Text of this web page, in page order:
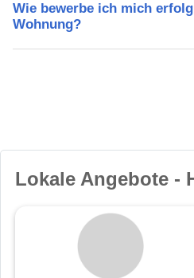
Wie bewerbe ich mich
Wohnung?
Lokale Angebote -